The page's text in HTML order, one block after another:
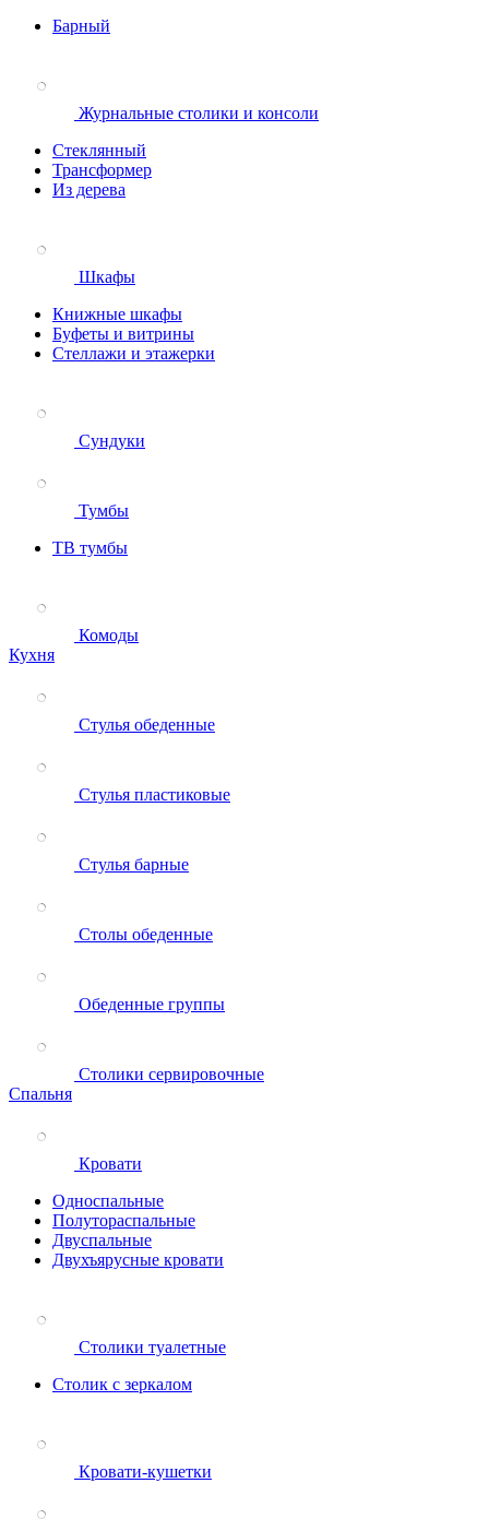
Барный
Журнальные столики и консоли
Стеклянный
Трансформер
Из дерева
Шкафы
Книжные шкафы
Буфеты и витрины
Стеллажи и этажерки
Сундуки
Тумбы
ТВ тумбы
Комоды
Кухня
Стулья обеденные
Стулья пластиковые
Стулья барные
Столы обеденные
Обеденные группы
Столики сервировочные
Спальня
Кровати
Односпальные
Полутораспальные
Двуспальные
Двухъярусные кровати
Столики туалетные
Столик с зеркалом
Кровати-кушетки